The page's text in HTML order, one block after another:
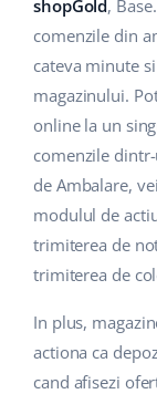
Managementul
Automatizarea
Base Connect
AI pentru
Casă și grădină
Produse pentru
Electronică
Piese auto
Supermarket
Sănătate și
Modă
Suport
Blog
Servicii
Implementari de
Auditul conturilor
Altele
Calculatorul de
english (US)
english (GB)
english (IN)
čeština
deutsch
Ελληνικά
español
español
shopGold,
comenzile din
cateva minute
magazinului.
online la un
comenzile
de Ambalare,
modulul de
trimiterea de
trimiterea de
In plus,
actiona ca
cand afisezi